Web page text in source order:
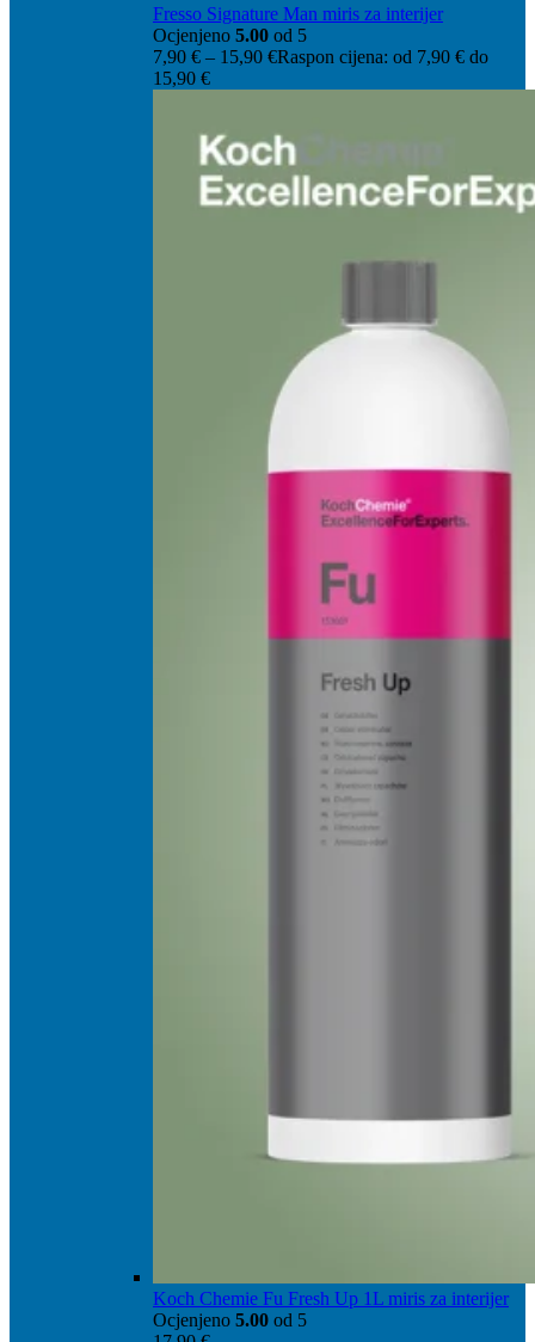
Fresso Signature Man miris za interijer
Ocjenjeno 5.00 od 5
7,90 € – 15,90 €Raspon cijena: od 7,90 € do
15,90 €
Koch Chemie Fu Fresh Up 1L miris za interijer
Ocjenjeno 5.00 od 5